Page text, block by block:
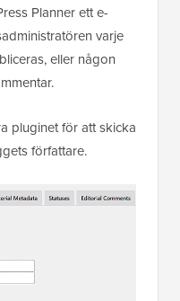
Planner ett e-
varje
eller någon
pluginet för att skicka
författare.